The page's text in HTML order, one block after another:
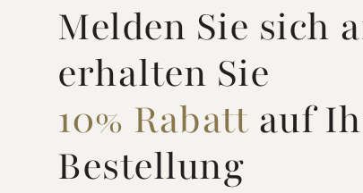
Melden Sie sich
erhalten Sie
10% Rabattauf
Bestellung